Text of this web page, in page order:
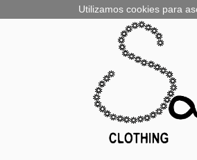
Utilizamos cookies para